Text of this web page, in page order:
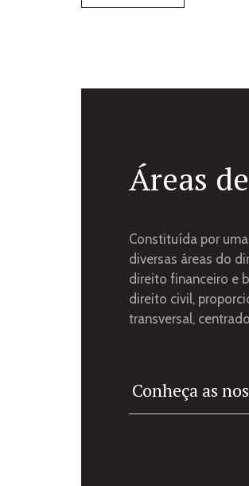
Áreas
Constituída por
diversas áreas do
direito financeiro e
direito civil,
transversal,
Conheça as